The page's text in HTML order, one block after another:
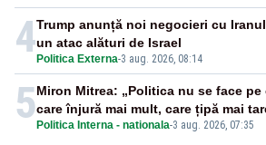
din funcție: fără excepții!
4Politica Externa-3 aug. 2026, 08:14
Trump anunță noi negocieri cu
un atac alături de Israel
5Politica Interna - nationala-3 aug. 2026, 07:35
Miron Mitrea: „Politica nu se face pe
care înjură mai mult, care țipă mai